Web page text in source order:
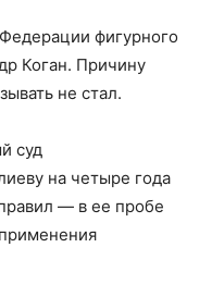
фигурного
Коган. Причину
не стал.
суд
на четыре года
— в ее пробе